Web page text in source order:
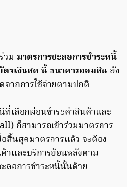
วม มาตรการชะลอการชำระหนี้
รเงินสด นี้ ธนาคารออมสิน ยัง
ากการใช้จ่ายตามปกติ
เลือกผ่อนชำระค่าสินค้าและ
ก็สามารถเข้าร่วมมาตรการ
สิ้นสุดมาตรการแล้ว จะต้อง
าและบริการย้อนหลังตาม
ลอการชำระหนี้นั้นด้วย